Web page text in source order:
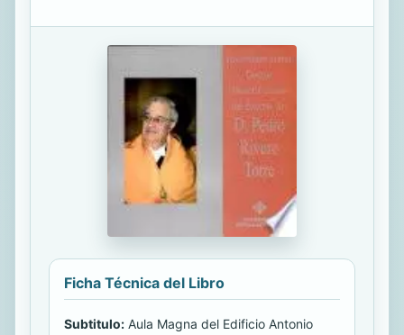
Ficha Técnica del Libro
Subtitulo: Aula Magna del Edificio Antonio